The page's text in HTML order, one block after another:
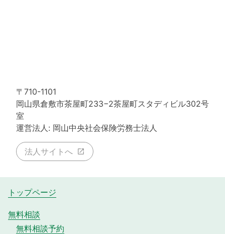
〒710-1101
岡山県倉敷市茶屋町233−2茶屋町スタディビル302号
室
運営法人: 岡山中央社会保険労務士法人
法人サイトへ
トップページ
無料相談
無料相談予約